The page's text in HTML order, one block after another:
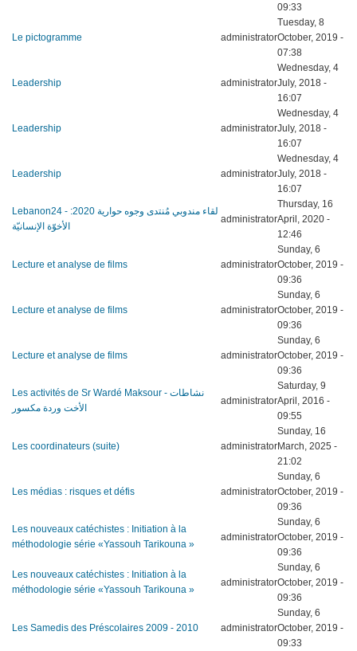
09:33
Le pictogramme administrator
Tuesday, 8
October, 2019 -
07:38
Leadership administrator
Wednesday, 4
July, 2018 -
16:07
Leadership administrator
Wednesday, 4
July, 2018 -
16:07
Leadership administrator
Wednesday, 4
July, 2018 -
16:07
Lebanon24 - لقاء مندوبي مُنتدى وجوه حوارية 2020:
الأخوّة الإنسانيّة
administrator
Thursday, 16
April, 2020 -
12:46
Lecture et analyse de films administrator
Sunday, 6
October, 2019 -
09:36
Lecture et analyse de films administrator
Sunday, 6
October, 2019 -
09:36
Lecture et analyse de films administrator
Sunday, 6
October, 2019 -
09:36
Les activités de Sr Wardé Maksour - نشاطات
الأخت وردة مكسور
administrator
Saturday, 9
April, 2016 -
09:55
Les coordinateurs (suite) administrator
Sunday, 16
March, 2025 -
21:02
Les médias : risques et défis administrator
Sunday, 6
October, 2019 -
09:36
Les nouveaux catéchistes : Initiation à la
méthodologie série «Yassouh Tarikouna »
administrator
Sunday, 6
October, 2019 -
09:36
Les nouveaux catéchistes : Initiation à la
méthodologie série «Yassouh Tarikouna »
administrator
Sunday, 6
October, 2019 -
09:36
Les Samedis des Préscolaires 2009 - 2010 administrator
Sunday, 6
October, 2019 -
09:33